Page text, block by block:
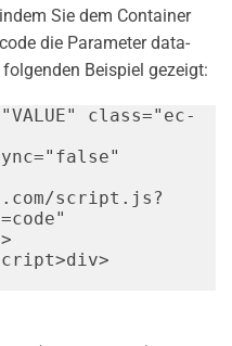
Sie dem Container
die Parameter data-
Beispiel gezeigt:
"VALUE" class=" ec-
=" false"
script.js?
"
>
>div>